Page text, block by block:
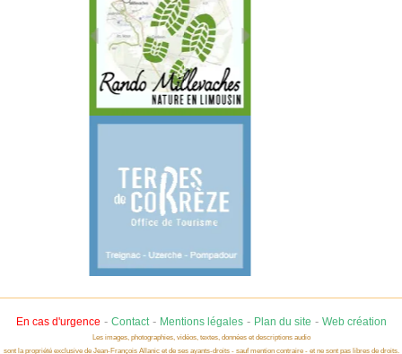
En cas d'urgence - Contact- Mentions légales- Plan du site - Web création
Les images, photographies, vidéos, textes, données et descriptions audio
sont la propriété exclusive de Jean-François Allanic et de ses ayants-droits - sauf mention contraire - et ne sont pas libres de droits.